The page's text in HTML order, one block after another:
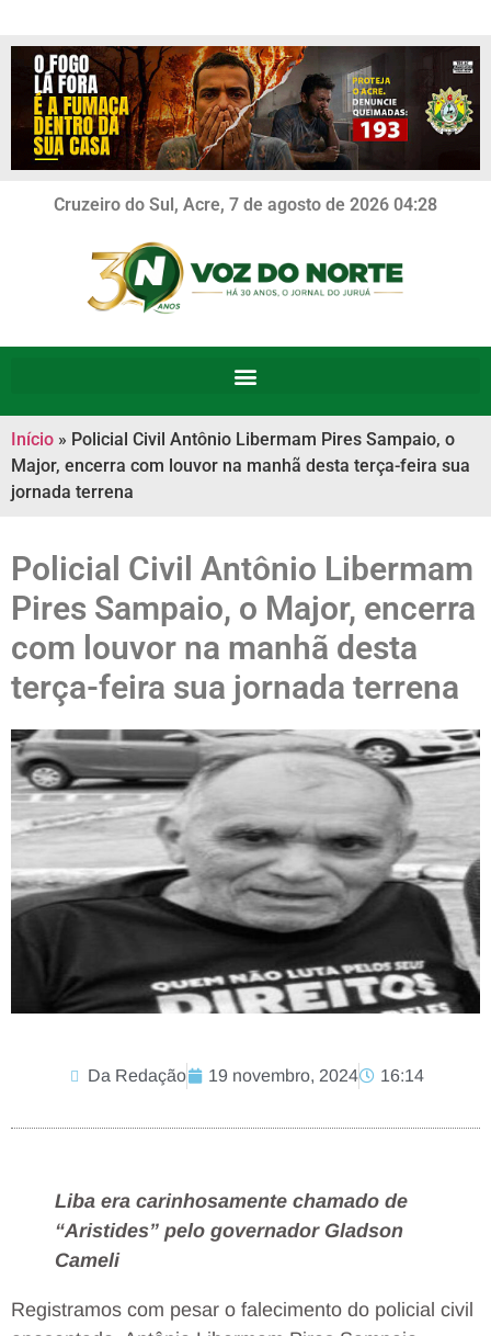
Cruzeiro do Sul, Acre, 7 de agosto de 2026 04:28
Início » Policial Civil Antônio Libermam Pires Sampaio, o
Major, encerra com louvor na manhã desta terça-feira sua
jornada terrena
Policial Civil Antônio Libermam
Pires Sampaio, o Major, encerra
com louvor na manhã desta
terça-feira sua jornada terrena
Da Redação 19 novembro, 2024 16:14
Liba era carinhosamente chamado de
“Aristides” pelo governador Gladson
Cameli
Registramos com pesar o falecimento do policial civil